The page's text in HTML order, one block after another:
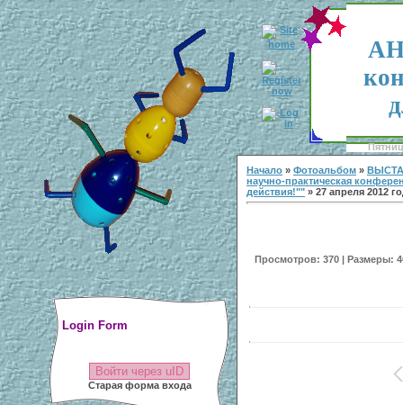
Login Form
Войти через uID
Старая форма входа
Начало » Фотоальбом »
научно-практическая
действия!"" » 27 апреля 2012
Просмотров: 370 | Размеры: